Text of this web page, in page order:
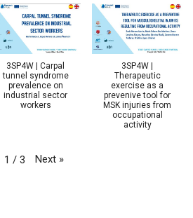
3SP4W | Carpal
tunnel syndrome
prevalence on
industrial sector
workers
3SP4W |
Therapeutic
exercise as a
prevenive tool for
MSK injuries from
occupational
activity
1 / 3 Next »